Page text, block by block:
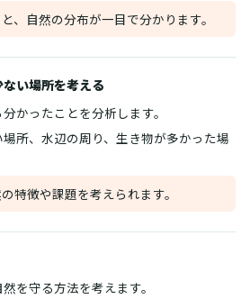
、自然の分布が一目で分かります。
い場所を考える
かったことを分析します。
所、水辺の周り、生き物が多かった場
特徴や課題を考えられます。
を守る方法を考えます。